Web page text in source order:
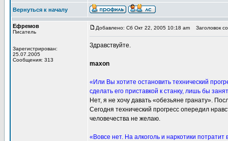
Вернуться к началу
Ефремов
Писатель
Зарегистрирован:
25.07.2005
Сообщения: 313
Добавлено: Сб Окт 22, 2005 10:18 am Заголовок
Здравствуйте.
maxon
«Или Вы хотите остановить технический
сделать его приставкой к станку, лишь бы
Нет, я не хочу давать «обезьяне гранату».
Сегодня технический прогресс опередил
человечества не желаю.
«Вовсе нет. На алкоголь и наркотики